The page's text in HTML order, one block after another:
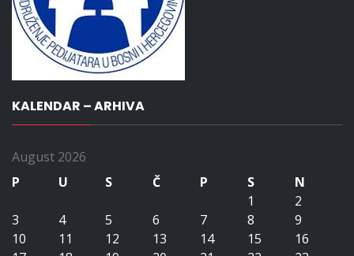
KALENDAR – ARHIVA
August 2026
P
U S Č P S
N
1
2
3
4 5 6 7 8
9
10
11 12 13 14 15
16